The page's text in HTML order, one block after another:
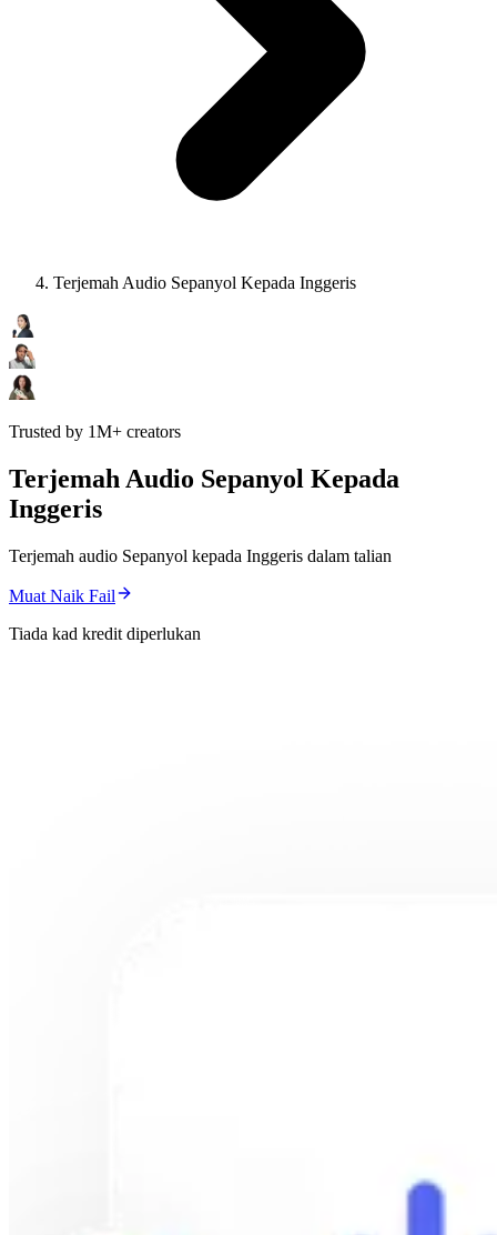
Terjemah Audio Sepanyol Kepada Inggeris
Trusted by 1M+ creators
Terjemah Audio Sepanyol Kepada
Inggeris
Terjemah audio Sepanyol kepada Inggeris dalam talian
Muat Naik Fail
Tiada kad kredit diperlukan